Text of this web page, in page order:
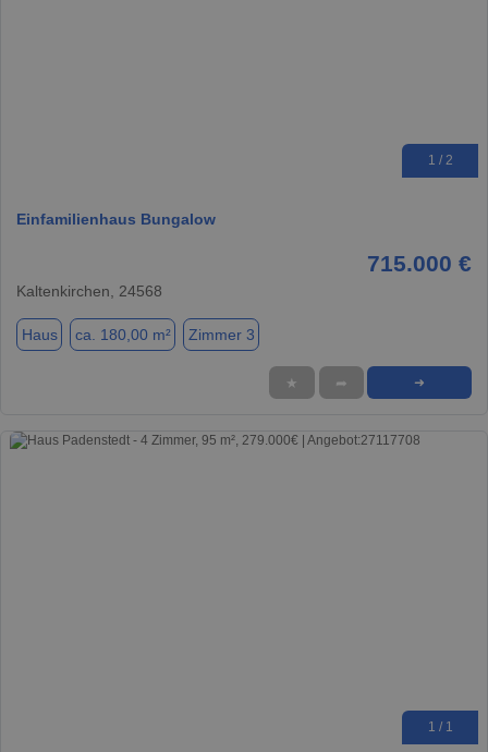
1 / 2
Einfamilienhaus Bungalow
715.000 €
Kaltenkirchen, 24568
Haus ca. 180,00 m² Zimmer 3
★ ➦ ➜
1 / 1